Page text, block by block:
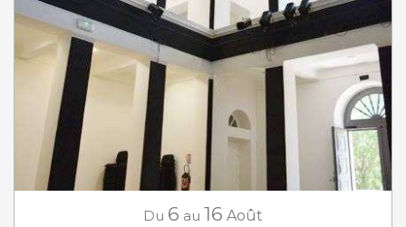
Du 6 au 16 Août